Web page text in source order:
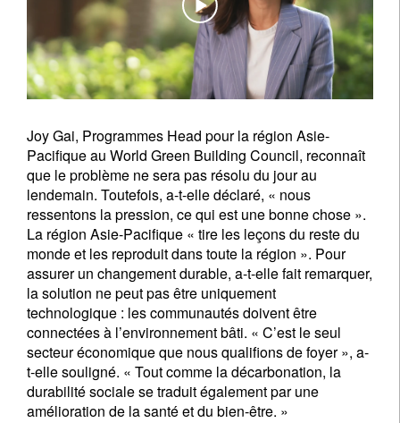
Joy Gai, Programmes Head pour la région Asie-
Pacifique au World Green Building Council, reconnaît
que le problème ne sera pas résolu du jour au
lendemain. Toutefois, a-t-elle déclaré, « nous
ressentons la pression, ce qui est une bonne chose ».
La région Asie-Pacifique « tire les leçons du reste du
monde et les reproduit dans toute la région ». Pour
assurer un changement durable, a-t-elle fait remarquer,
la solution ne peut pas être uniquement
technologique : les communautés doivent être
connectées à l’environnement bâti. « C’est le seul
secteur économique que nous qualifions de foyer », a-
t-elle souligné. « Tout comme la décarbonation, la
durabilité sociale se traduit également par une
amélioration de la santé et du bien-être. »